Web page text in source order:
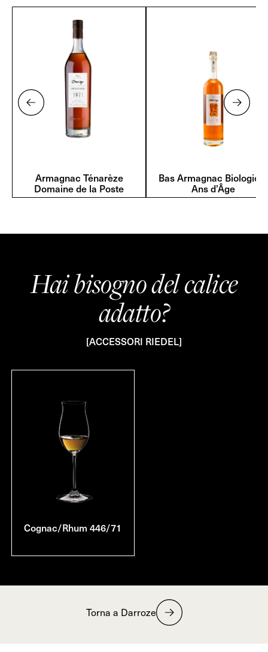
Armagnac Ténarèze
Domaine de la Poste
Bas Armagnac Biologic 7
Ans d’Âge
Hai bisogno del calice
adatto?
[ACCESSORI RIEDEL]
Cognac/Rhum 446/71
Torna a Darroze